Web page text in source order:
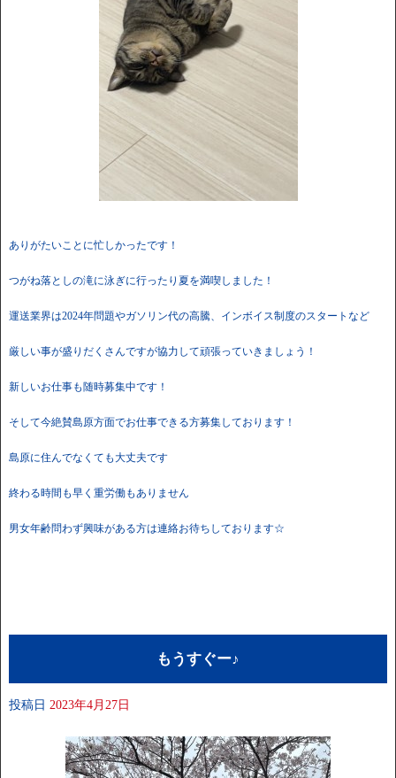
ありがたいことに忙しかったです！
つがね落としの滝に泳ぎに行ったり夏を満喫しました！
運送業界は2024年問題やガソリン代の高騰、インボイス制度のスタートなど
厳しい事が盛りだくさんですが協力して頑張っていきましょう！
新しいお仕事も随時募集中です！
そして今絶賛島原方面でお仕事できる方募集しております！
島原に住んでなくても大丈夫です
終わる時間も早く重労働もありません
男女年齢問わず興味がある方は連絡お待ちしております☆
もうすぐー♪
投稿日 2023年4月27日